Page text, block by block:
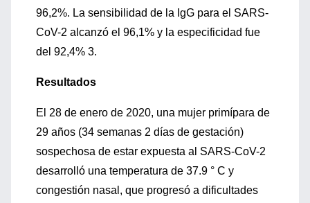
96,2%. La sensibilidad de la IgG para el SARS-
CoV-2 alcanzó el 96,1% y la especificidad fue
del 92,4% 3.
Resultados
El 28 de enero de 2020, una mujer primípara de
29 años (34 semanas 2 días de gestación)
sospechosa de estar expuesta al SARS-CoV-2
desarrolló una temperatura de 37.9 ° C y
congestión nasal, que progresó a dificultades